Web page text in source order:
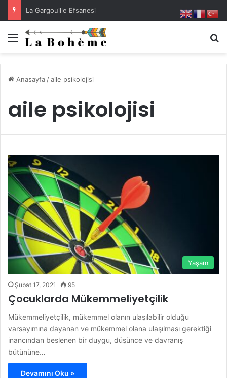
Peste Noire
Menü
Anasayfa /aile psikolojisi
aile psikolojisi
Yaşam
Şubat 17, 2021 95
Çocuklarda Mükemmeliyetçilik
Mükemmeliyetçilik, mükemmel olanın ulaşıla​bilir​ olduğu
varsayımına dayanan ve mükemmel olana ulaşılması g​erektiği​
inancından beslenen bir duygu, düşünce ve davranış
bütününe…
Devamını Oku »